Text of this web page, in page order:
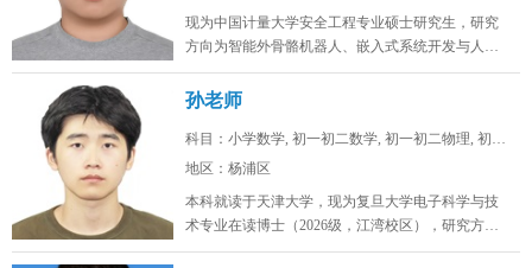
现为中国计量大学安全工程专业硕士研究生，研究
方向为智能外骨骼机器人、嵌入式系统开发与人工
智能算法。目前在卧龙电驱中央研究...
孙老师
科目：小学数学, 初一初二数学, 初一初二物理, 初一...
地区：杨浦区
本科就读于天津大学，现为复旦大学电子科学与技
术专业在读博士（2026级，江湾校区），研究方向
为激光通信。时间充裕，工作日...